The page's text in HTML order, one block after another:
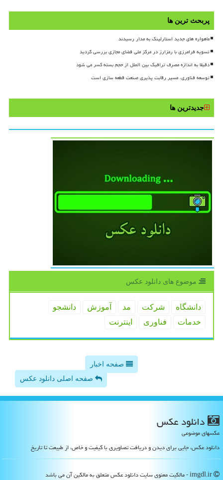
پربحث ترین ها
ماهواره های جدید استارلینک به مدار رسیدند
تسویه فرامرزی با رمزارز در مرکز ملی فضای مجازی بررسی گردید
دقیقا به اندازه مصرف ترافیک بین الملل از حجم بسته کسر می شود
توسعه فناوری، مسیر رقابت پذیری صنعت قطعه سازی است
جدیدترین ها
موضوع های دانلود عكس
دانشگاه شركت مد آموزش
دانشجو
خدمات
فناوری اینترنت
صفحه اخبار
صفحه اصلی دانلود عکس
دانلود عكس
عکسهای موضوعی
دانلود عکس، جایی برای دیدن و دریافت تصاویری با کیفیت و خاص، از طبیعت تا تاریخ